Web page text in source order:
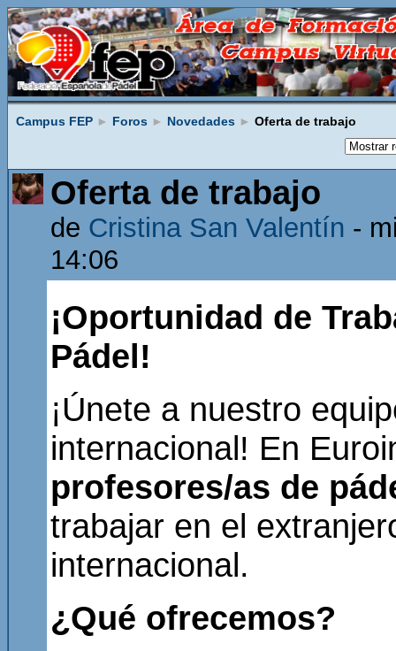
Campus FEP ► Foros ► Novedades ► Oferta de trabajo
Oferta de trabajo
de Cristina San Valentín -
14:06
¡Oportunidad de
Pádel!
¡Únete a nuestro
internacional! En
profesores/as de
trabajar en el
internacional.
¿Qué ofrecemos?